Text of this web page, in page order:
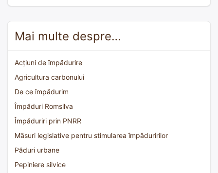
Mai multe despre…
Acțiuni de împădurire
Agricultura carbonului
De ce împădurim
Împăduri Romsilva
Împăduriri prin PNRR
Măsuri legislative pentru stimularea împăduririlor
Păduri urbane
Pepiniere silvice